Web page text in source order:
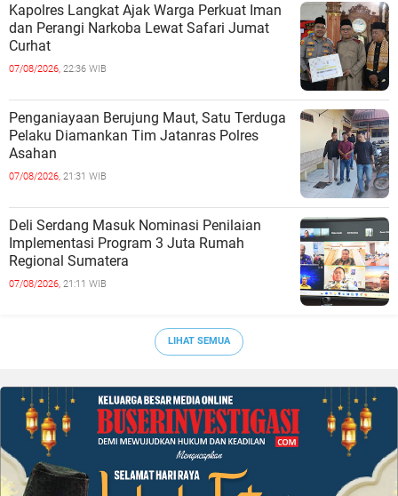
Kapolres Langkat Ajak Warga Perkuat Iman
dan Perangi Narkoba Lewat Safari Jumat
Curhat
07/08/2026, 22:36 WIB
Penganiayaan Berujung Maut, Satu Terduga
Pelaku Diamankan Tim Jatanras Polres
Asahan
07/08/2026, 21:31 WIB
Deli Serdang Masuk Nominasi Penilaian
Implementasi Program 3 Juta Rumah
Regional Sumatera
07/08/2026, 21:11 WIB
LIHAT SEMUA